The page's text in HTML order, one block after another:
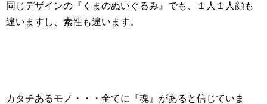
同じデザインの『くまのぬいぐるみ』でも、１人１人顔も
違いますし、素性も違います。
カタチあるモノ・・・全てに『魂』があると信じていま